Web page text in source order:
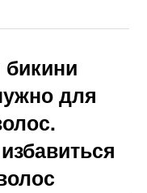
для